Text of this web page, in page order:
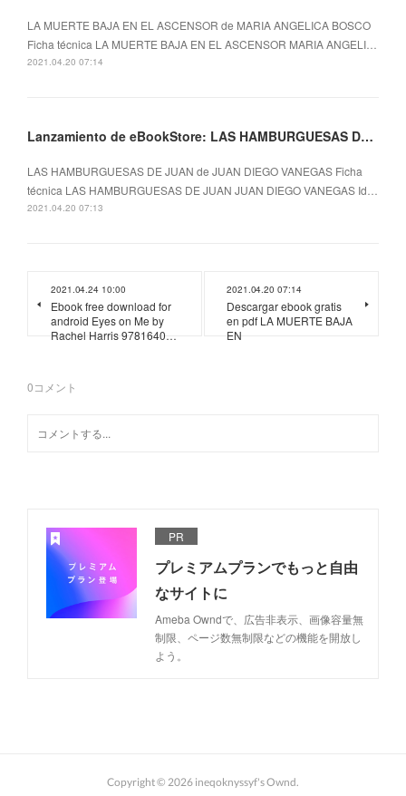
LA MUERTE BAJA EN EL ASCENSOR de MARIA ANGELICA BOSCO
Ficha técnica LA MUERTE BAJA EN EL ASCENSOR MARIA ANGELI…
2021.04.20 07:14
Lanzamiento de eBookStore: LAS HAMBURGUESAS DE JUAN (Spanish Edition)
LAS HAMBURGUESAS DE JUAN de JUAN DIEGO VANEGAS Ficha
técnica LAS HAMBURGUESAS DE JUAN JUAN DIEGO VANEGAS Id…
2021.04.20 07:13
2021.04.24 10:00
Ebook free download for
android Eyes on Me by
Rachel Harris 9781640…
2021.04.20 07:14
Descargar ebook gratis
en pdf LA MUERTE BAJA
EN
0コメント
PR
プレミアムプランでもっと自由
なサイトに
Ameba Owndで、広告非表示、画像容量無
制限、ページ数無制限などの機能を開放し
よう。
Copyright © 2026 ineqoknyssyf's Ownd.